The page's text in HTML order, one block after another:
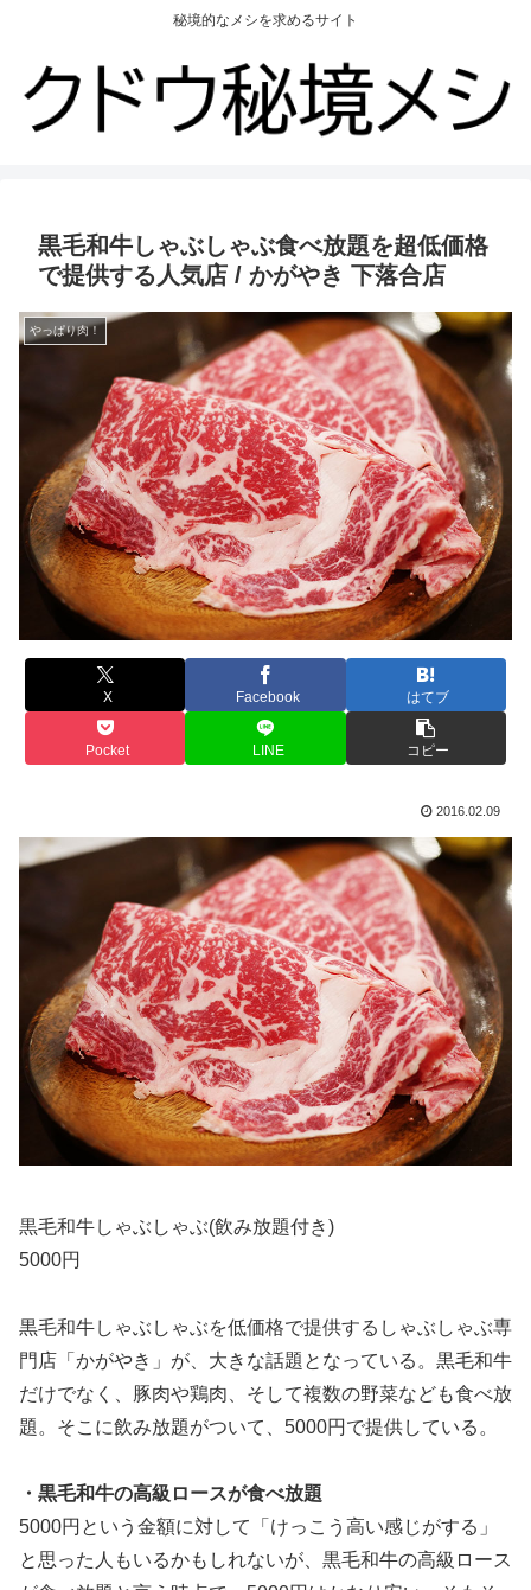
秘境的なメシを求めるサイト
黒毛和牛しゃぶしゃぶ食べ放題を超低価格
で提供する人気店 / かがやき 下落合店
やっぱり肉！
X Facebook はてブ
Pocket LINE コピー
2016.02.09
黒毛和牛しゃぶしゃぶ(飲み放題付き)
5000円
黒毛和牛しゃぶしゃぶを低価格で提供するしゃぶしゃぶ専
門店「かがやき」が、大きな話題となっている。黒毛和牛
だけでなく、豚肉や鶏肉、そして複数の野菜なども食べ放
題。そこに飲み放題がついて、5000円で提供している。
・黒毛和牛の高級ロースが食べ放題
5000円という金額に対して「けっこう高い感じがする」
と思った人もいるかもしれないが、黒毛和牛の高級ロース